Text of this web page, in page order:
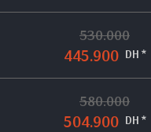
530.000
445.900 DH *
580.000
504.900 DH *